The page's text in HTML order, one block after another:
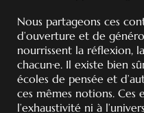
Nous partageons ces
d’ouverture et de
nourrissent la réflexion,
chacun·e. Il existe bien
écoles de pensée et
ces mêmes notions. Ces
l’exhaustivité ni à